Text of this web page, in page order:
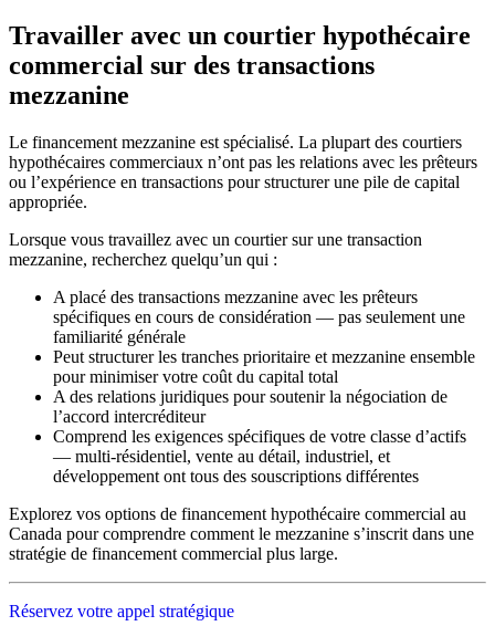
Travailler avec un courtier hypothécaire
commercial sur des transactions
mezzanine
Le financement mezzanine est spécialisé. La plupart des courtiers
hypothécaires commerciaux n’ont pas les relations avec les prêteurs
ou l’expérience en transactions pour structurer une pile de capital
appropriée.
Lorsque vous travaillez avec un courtier sur une transaction
mezzanine, recherchez quelqu’un qui :
A placé des transactions mezzanine avec les prêteurs
spécifiques en cours de considération — pas seulement une
familiarité générale
Peut structurer les tranches prioritaire et mezzanine ensemble
pour minimiser votre coût du capital total
A des relations juridiques pour soutenir la négociation de
l’accord intercréditeur
Comprend les exigences spécifiques de votre classe d’actifs
— multi-résidentiel, vente au détail, industriel, et
développement ont tous des souscriptions différentes
Explorez vos options de financement hypothécaire commercial au
Canada pour comprendre comment le mezzanine s’inscrit dans une
stratégie de financement commercial plus large.
Réservez votre appel stratégique